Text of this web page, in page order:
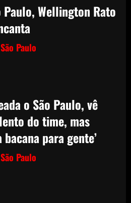
Paulo, Wellington Rato
São Paulo
o São Paulo, vê
do time, mas
para gente’
São Paulo